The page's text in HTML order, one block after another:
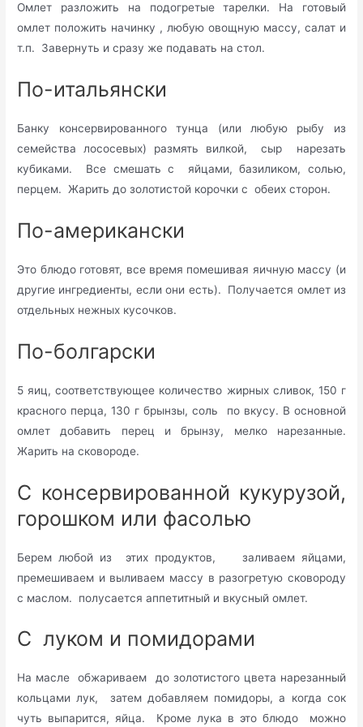
Омлет разложить на подогретые тарелки. На готовый
омлет положить начинку , любую овощную массу, салат и
т.п. Завернуть и сразу же подавать на стол.
По-итальянски
Банку консервированного тунца (или любую рыбу из
семейства лососевых) размять вилкой, сыр нарезать
кубиками. Все смешать с яйцами, базиликом, солью,
перцем. Жарить до золотистой корочки с обеих сторон.
По-американски
Это блюдо готовят, все время помешивая яичную массу (и
другие ингредиенты, если они есть). Получается омлет из
отдельных нежных кусочков.
По-болгарски
5 яиц, соответствующее количество жирных сливок, 150 г
красного перца, 130 г брынзы, соль по вкусу. В основной
омлет добавить перец и брынзу, мелко нарезанные.
Жарить на сковороде.
С консервированной кукурузой,
горошком или фасолью
Берем любой из этих продуктов, заливаем яйцами,
премешиваем и выливаем массу в разогретую сковороду
с маслом. полусается аппетитный и вкусный омлет.
С луком и помидорами
На масле обжариваем до золотистого цвета нарезанный
кольцами лук, затем добавляем помидоры, а когда сок
чуть выпарится, яйца. Кроме лука в это блюдо можно